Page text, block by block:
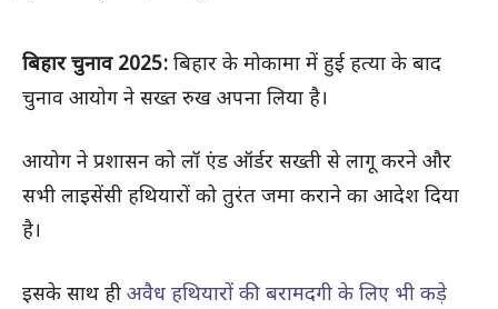
बिहार चुनाव 2025: बिहार के मोकामा में हुई हत्या के बाद
चुनाव आयोग ने सख्त रुख अपना लिया है।
आयोग ने प्रशासन को लॉ एंड ऑर्डर सख्ती से लागू करने और
सभी लाइसेंसी हथियारों को तुरंत जमा कराने का आदेश दिया
है।
इसके साथ ही अवैध हथियारों की बरामदगी के लिए भी कड़े